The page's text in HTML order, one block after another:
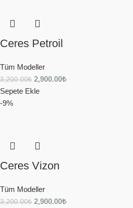
Ceres Petroil
Tüm Modeller
3,200.00₺ 2,900.00₺
Sepete Ekle
-9%
Ceres Vizon
Tüm Modeller
3,200.00₺ 2,900.00₺